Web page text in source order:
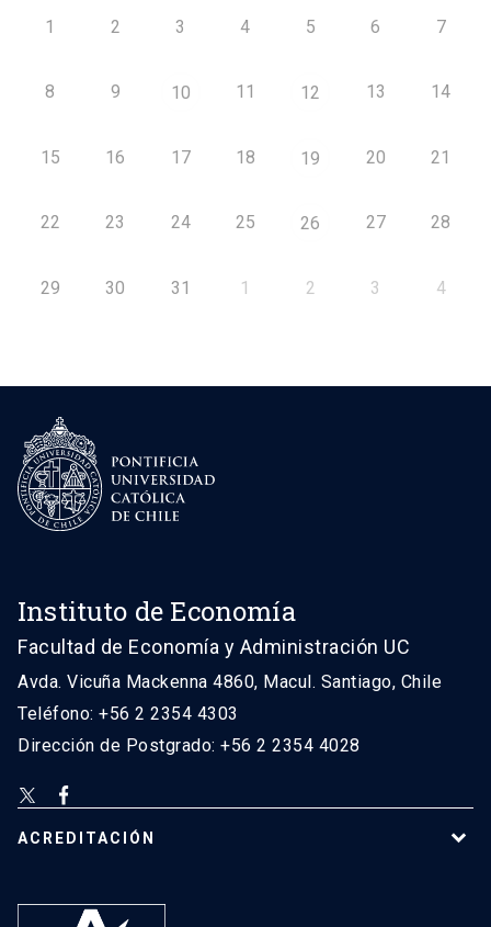
1 2 3 4 5 6 7
8 9 10 11 12 13 14
15 16 17 18 19 20 21
22 23 24 25 26 27 28
29 30 31 1 2 3 4
Instituto de Economía
Facultad de Economía y Administración UC
Avda. Vicuña Mackenna 4860, Macul. Santiago, Chile
Teléfono: +56 2 2354 4303
Dirección de Postgrado: +56 2 2354 4028
ACREDITACIÓN